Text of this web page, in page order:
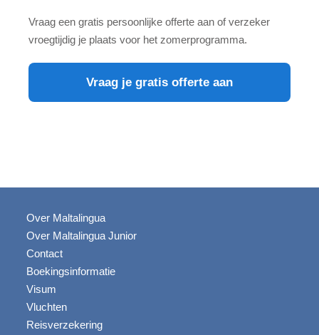
Vraag een gratis persoonlijke offerte aan of verzeker
vroegtijdig je plaats voor het zomerprogramma.
Vraag je gratis offerte aan
Over Maltalingua
Over Maltalingua Junior
Contact
Boekingsinformatie
Visum
Vluchten
Reisverzekering